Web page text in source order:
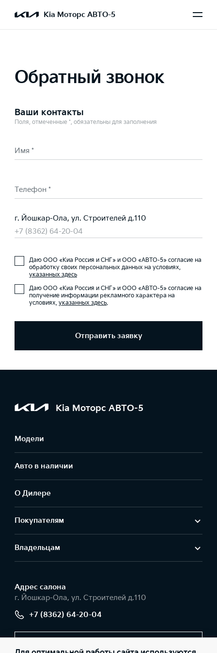
Kia Моторс АВТО-5
Обратный звонок
Выбран Sportage
Ваши контакты
Поля, отмеченные *, обязательны для заполнения
Имя *
Телефон *
г. Йошкар-Ола, ул. Строителей д.110
+7 (8362) 64-20-04
Даю ООО «Киа Россия и СНГ» и ООО «АВТО-5» согласие на
обработку своих персональных данных на условиях,
указанных здесь
Даю ООО «Киа Россия и СНГ» и ООО «АВТО-5» согласие на
получение информации рекламного характера на
условиях, указанных здесь.
Отправить заявку
Kia Моторс АВТО-5
Модели
Авто в наличии
О Дилере
Покупателям
Владельцам
Адрес салонa
г. Йошкар-Ола, ул. Строителей д.110
+7 (8362) 64-20-04